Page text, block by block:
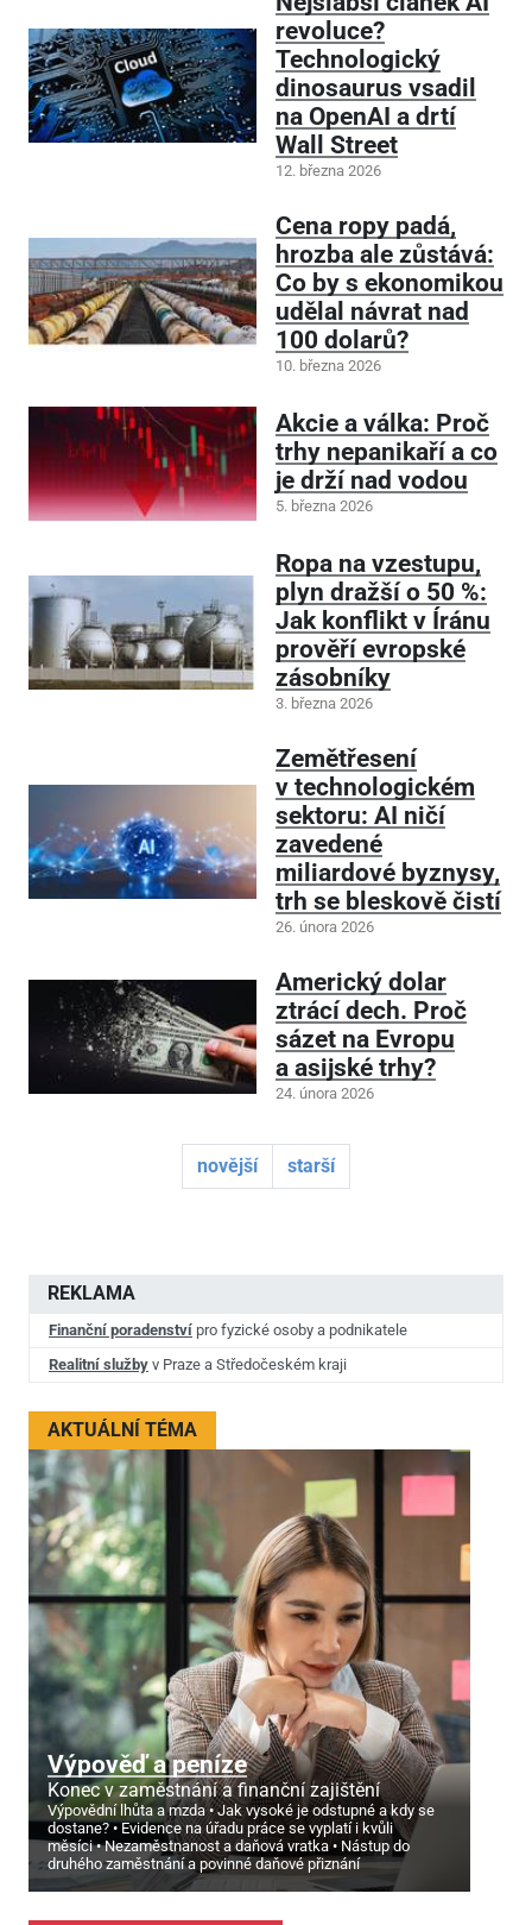
revoluce?
Technologický
dinosaurus vsadil
na OpenAI a drtí
Wall Street
12. března 2026
Cena ropy padá,
hrozba ale zůstává:
Co by s ekonomikou
udělal návrat nad
100 dolarů?
10. března 2026
Akcie a válka: Proč
trhy nepanikaří a co
je drží nad vodou
5. března 2026
Ropa na vzestupu,
plyn dražší o 50 %:
Jak konflikt v Íránu
prověří evropské
zásobníky
3. března 2026
Zemětřesení
v technologickém
sektoru: AI ničí
zavedené
miliardové byznysy,
trh se bleskově čistí
26. února 2026
Americký dolar
ztrácí dech. Proč
sázet na Evropu
a asijské trhy?
24. února 2026
novější starší
REKLAMA
Finanční poradenství pro fyzické osoby a podnikatele
Realitní služby v Praze a Středočeském kraji
AKTUÁLNÍ TÉMA
Výpověď a peníze
Konec v zaměstnání a finanční zajištění
Výpovědní lhůta a mzda
Jak vysoké je odstupné a kdy se
dostane?
Evidence na úřadu práce se vyplatí i kvůli
měsíci
Nezaměstnanost a daňová vratka
Nástup do
druhého zaměstnání a povinné daňové přiznání